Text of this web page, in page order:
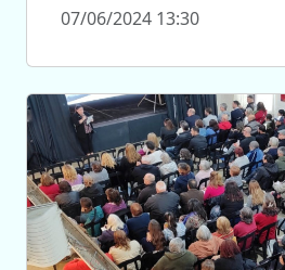
07/06/2024 13:30